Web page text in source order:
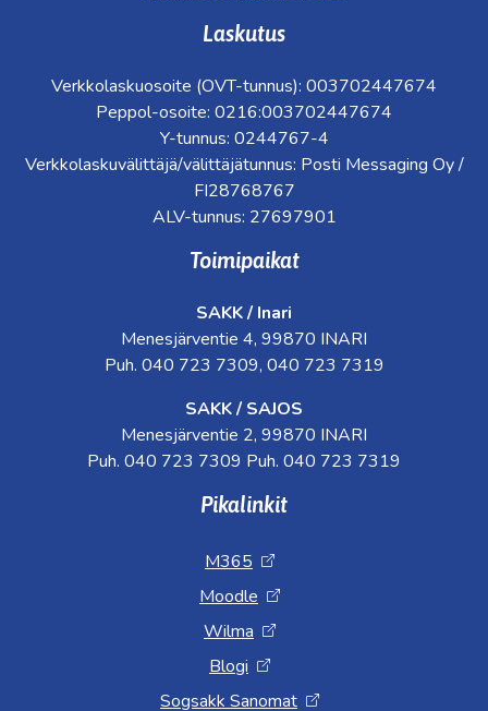
Laskutus
Verkkolaskuosoite (OVT-tunnus): 003702447674
Peppol-osoite: 0216:003702447674
Y-tunnus: 0244767-4
Verkkolaskuvälittäjä/välittäjätunnus: Posti Messaging Oy /
FI28768767
ALV-tunnus: 27697901
Toimipaikat
SAKK / Inari
Menesjärventie 4, 99870 INARI
Puh. 040 723 7309, 040 723 7319
SAKK / SAJOS
Menesjärventie 2, 99870 INARI
Puh. 040 723 7309 Puh. 040 723 7319
Pikalinkit
M365
Moodle
Wilma
Blogi
Sogsakk Sanomat